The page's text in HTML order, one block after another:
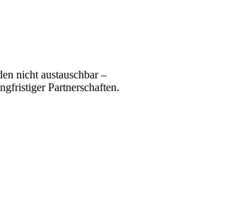
nicht austauschbar –
Partnerschaften.